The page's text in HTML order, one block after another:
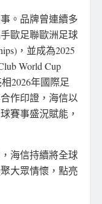
。品牌曾連續多
歐足聯歐洲足球
，並成為2025
World Cup
2026年國際足
作印證，海信以
賽事盛況賦能，
海信持續將全球
大眾情懷，點亮